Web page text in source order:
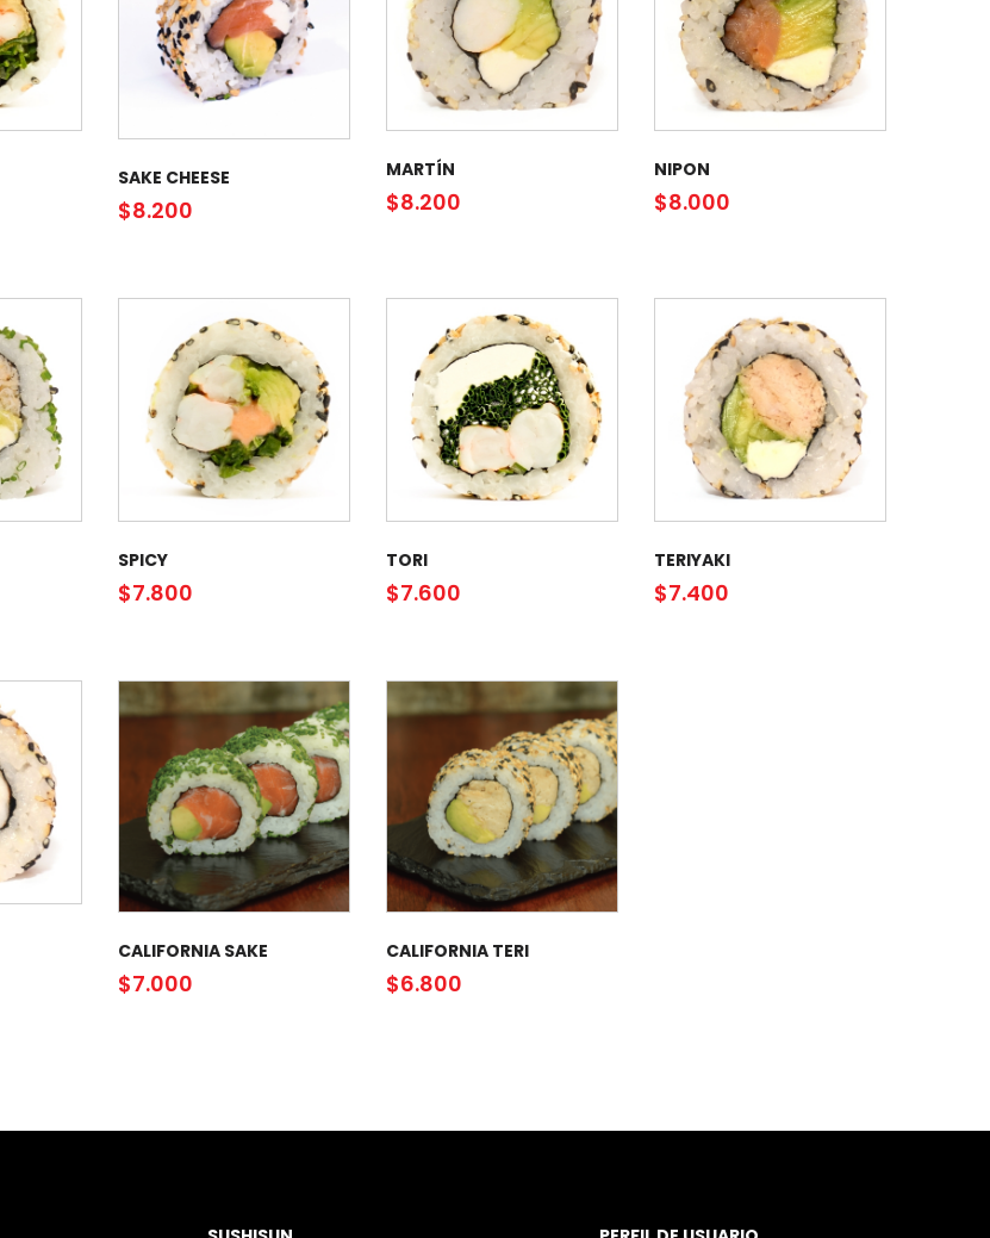
SAKE CHEESE
$8.200
MARTÍN
$8.200
NIPON
$8.000
SPICY
$7.800
TORI
$7.600
TERIYAKI
$7.400
CALIFORNIA SAKE
$7.000
CALIFORNIA TERI
$6.800